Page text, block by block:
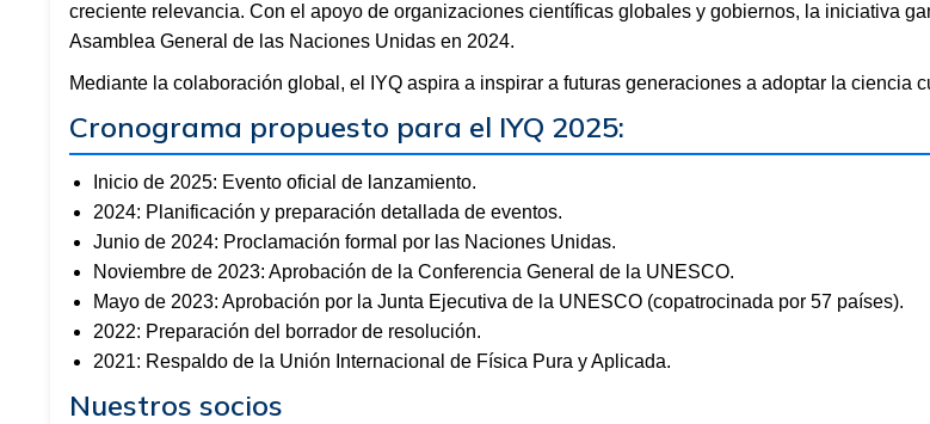
creciente relevancia. Con el apoyo de organizaciones científicas globales y gobiernos, la iniciativa
Asamblea General de las Naciones Unidas en 2024.
Mediante la colaboración global, el IYQ aspira a inspirar a futuras generaciones a adoptar la ciencia
Cronograma propuesto para el IYQ 2025:
Inicio de 2025: Evento oficial de lanzamiento.
2024: Planificación y preparación detallada de eventos.
Junio de 2024: Proclamación formal por las Naciones Unidas.
Noviembre de 2023: Aprobación de la Conferencia General de la UNESCO.
Mayo de 2023: Aprobación por la Junta Ejecutiva de la UNESCO (copatrocinada por 57 países).
2022: Preparación del borrador de resolución.
2021: Respaldo de la Unión Internacional de Física Pura y Aplicada.
Nuestros socios